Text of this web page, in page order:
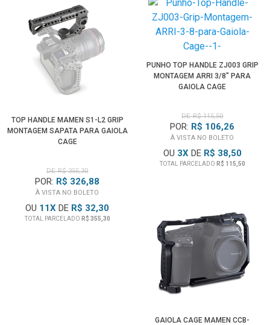
TOP HANDLE MAMEN S1-L2 GRIP
MONTAGEM SAPATA PARA GAIOLA
CAGE
DE: R$ 355,30
POR: R$ 326,88
À VISTA NO BOLETO
OU 11X DE R$ 32,30
TOTAL PARCELADO R$ 355,30
PUNHO TOP HANDLE ZJ003 GRIP
MONTAGEM ARRI 3/8" PARA
GAIOLA CAGE
DE: R$ 115,50
POR: R$ 106,26
À VISTA NO BOLETO
OU 3XDE R$ 38,50
TOTAL PARCELADO R$ 115,50
GAIOLA CAGE MAMEN CCB-